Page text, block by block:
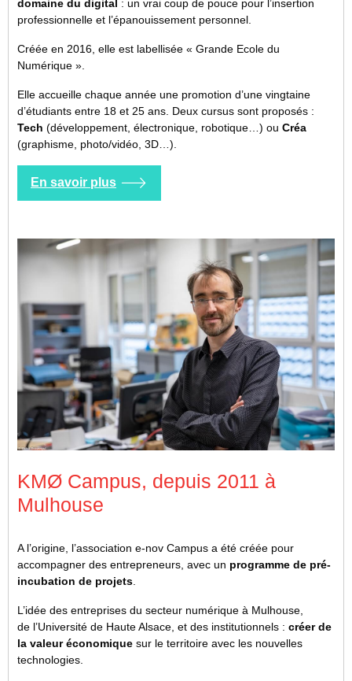
domaine du digital : un vrai coup de pouce pour l’insertion
professionnelle et l’épanouissement personnel.
Créée en 2016, elle est labellisée « Grande Ecole du
Numérique ».
Elle accueille chaque année une promotion d’une vingtaine
d’étudiants entre 18 et 25 ans. Deux cursus sont proposés :
Tech (développement, électronique, robotique…) ou Créa
(graphisme, photo/vidéo, 3D…).
En savoir plus
KMØ Campus, depuis 2011 à
Mulhouse
A l’origine, l’association e-nov Campus a été créée pour
accompagner des entrepreneurs, avec un programme de pré-
incubation de projets
L’idée des entreprises du secteur numérique à Mulhouse,
de l’Université de Haute Alsace, et des institutionnels : créer de
la valeur économique sur le territoire avec les nouvelles
technologies.